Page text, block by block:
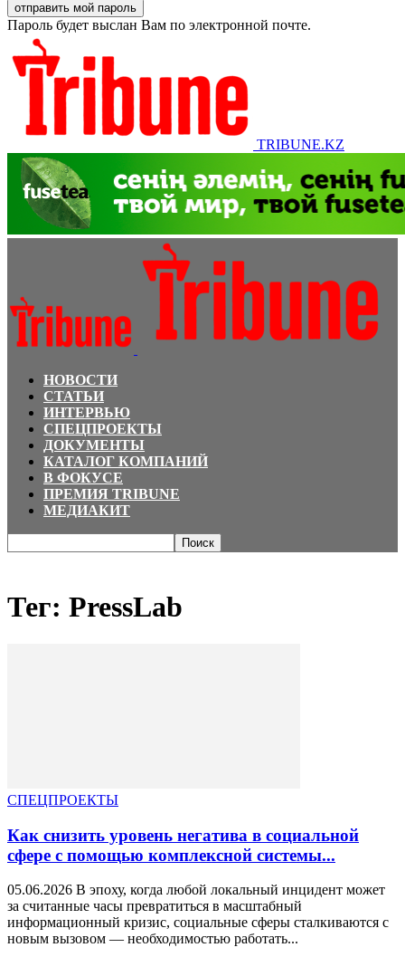
Пароль будет выслан Вам по электронной почте.
TRIBUNE.KZ
НОВОСТИ
СТАТЬИ
ИНТЕРВЬЮ
СПЕЦПРОЕКТЫ
ДОКУМЕНТЫ
КАТАЛОГ КОМПАНИЙ
В ФОКУСЕ
ПРЕМИЯ TRIBUNE
МЕДИАКИТ
Тег: PressLab
СПЕЦПРОЕКТЫ
Как снизить уровень негатива в социальной
сфере с помощью комплексной системы...
05.06.2026 В эпоху, когда любой локальный инцидент может
за считанные часы превратиться в масштабный
информационный кризис, социальные сферы сталкиваются с
новым вызовом — необходимостью работать...